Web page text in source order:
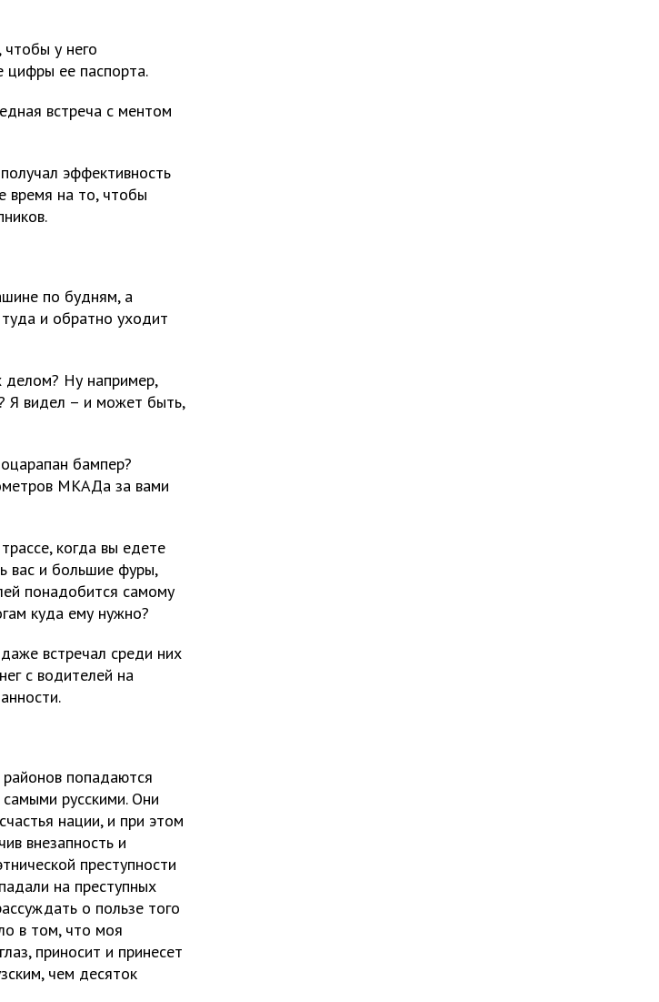
чтобы у него
цифры ее паспорта.
встреча с ментом
эффективность
время на то, чтобы
по будням, а
и обратно уходит
делом? Ну например,
Я видел – и может быть,
бампер?
МКАДа за вами
когда вы едете
вас и большие фуры,
понадобится самому
куда ему нужно?
встречал среди них
с водителей на
попадаются
русскими. Они
нации, и при этом
внезапность и
преступности
на преступных
о пользе того
в том, что моя
приносит и принесет
чем десяток